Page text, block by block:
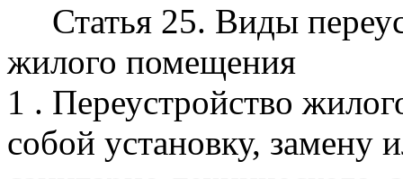
Статья 25. Виды
жилого помещения
1 . Переустройство
собой установку, замену